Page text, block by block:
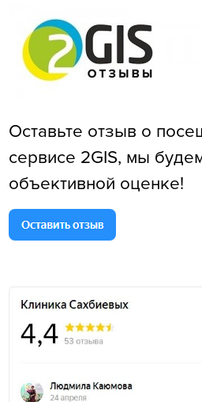
Оставьте отзыв о
сервисе 2GIS, мы
объективной оценке!